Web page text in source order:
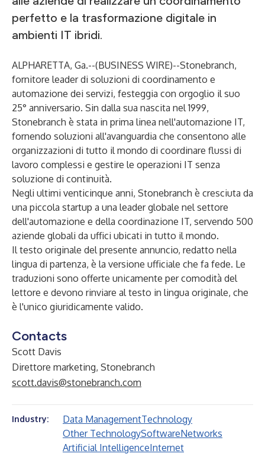
perfetto e la trasformazione digitale in
ambienti IT ibridi.
ALPHARETTA, Ga.--(BUSINESS WIRE)--Stonebranch,
fornitore leader di soluzioni di coordinamento e
automazione dei servizi, festeggia con orgoglio il suo
25° anniversario. Sin dalla sua nascita nel 1999,
Stonebranch è stata in prima linea nell'automazione IT,
fornendo soluzioni all'avanguardia che consentono alle
organizzazioni di tutto il mondo di coordinare flussi di
lavoro complessi e gestire le operazioni IT senza
soluzione di continuità.
Negli ultimi venticinque anni, Stonebranch è cresciuta da
una piccola startup a una leader globale nel settore
dell'automazione e della coordinazione IT, servendo 500
aziende globali da uffici ubicati in tutto il mondo.
Il testo originale del presente annuncio, redatto nella
lingua di partenza, è la versione ufficiale che fa fede. Le
traduzioni sono offerte unicamente per comodità del
lettore e devono rinviare al testo in lingua originale, che
è l'unico giuridicamente valido.
Contacts
Scott Davis
Direttore marketing, Stonebranch
scott.davis@stonebranch.com
Industry: Data ManagementTechnology
Other TechnologySoftwareNetworks
Artificial IntelligenceInternet